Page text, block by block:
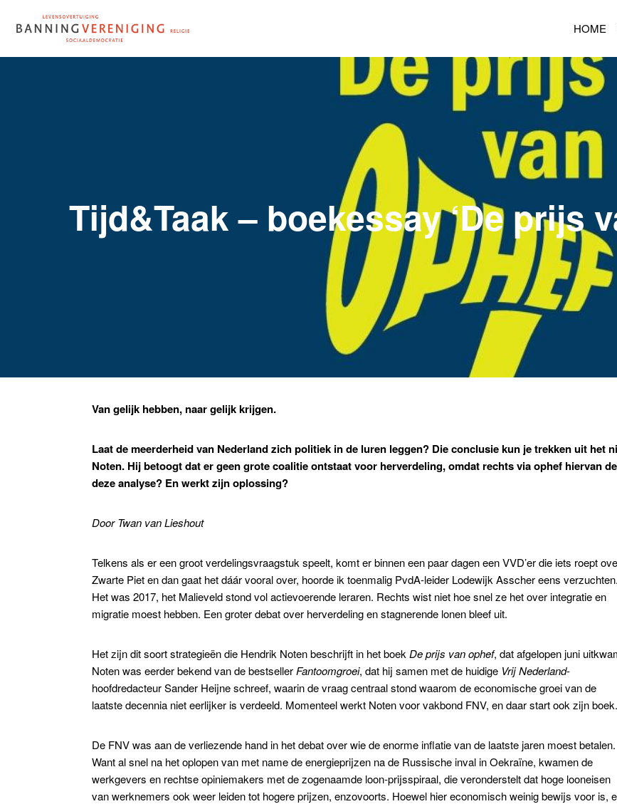
naar
HOME
Tijd&Taak – boekessay ‘De prijs
Van gelijk hebben, naar gelijk krijgen.
Laat de meerderheid van Nederland zich politiek in de luren leggen? Die conclusie kun je trekken uit het
Noten. Hij betoogt dat er geen grote coalitie ontstaat voor herverdeling, omdat rechts via ophef hiervan
deze analyse? En werkt zijn oplossing?
Door Twan van Lieshout
Telkens als er een groot verdelingsvraagstuk speelt, komt er binnen een paar dagen een VVD’er die iets roept
Zwarte Piet en dan gaat het dáár vooral over, hoorde ik toenmalig PvdA-leider Lodewijk Asscher eens verzuchten.
Het was 2017, het Malieveld stond vol actievoerende leraren. Rechts wist niet hoe snel ze het over integratie en
migratie moest hebben. Een groter debat over herverdeling en stagnerende lonen bleef uit.
Het zijn dit soort strategieën die Hendrik Noten beschrijft in het boek De prijs van ophef, dat afgelopen juni
Noten was eerder bekend van de bestseller Fantoomgroei, dat hij samen met de huidige Vrij Nederland-
hoofdredacteur Sander Heijne schreef, waarin de vraag centraal stond waarom de economische groei van de
laatste decennia niet eerlijker is verdeeld. Momenteel werkt Noten voor vakbond FNV, en daar start ook zijn boek.
De FNV was aan de verliezende hand in het debat over wie de enorme inflatie van de laatste jaren moest betalen.
Want al snel na het oplopen van met name de energieprijzen na de Russische inval in Oekraïne, kwamen de
werkgevers en rechtse opiniemakers met de zogenaamde loon-prijsspiraal, die veronderstelt dat hoge looneisen
van werknemers ook weer leiden tot hogere prijzen, enzovoorts. Hoewel hier economisch weinig bewijs voor is,